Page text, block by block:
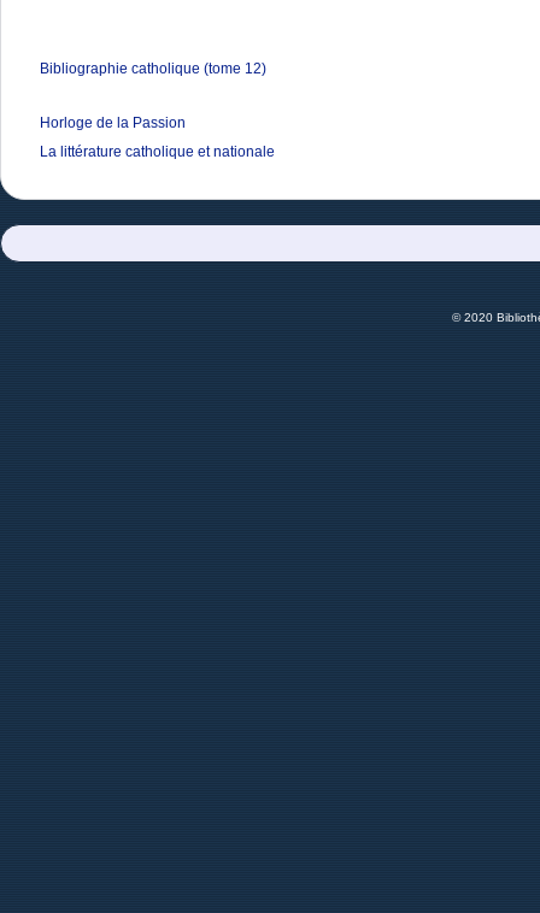
Bibliographie catholique (tome 12)
Horloge de la Passion
La littérature catholique et nationale
© 2020